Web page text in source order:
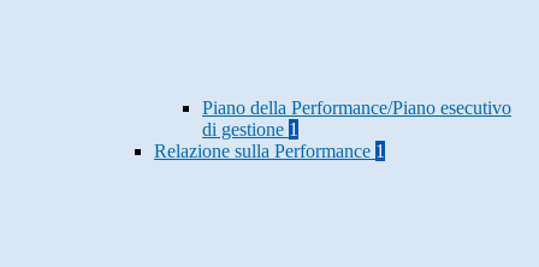
Piano della Performance/Piano esecutivo
di gestione 1
Relazione sulla Performance 1